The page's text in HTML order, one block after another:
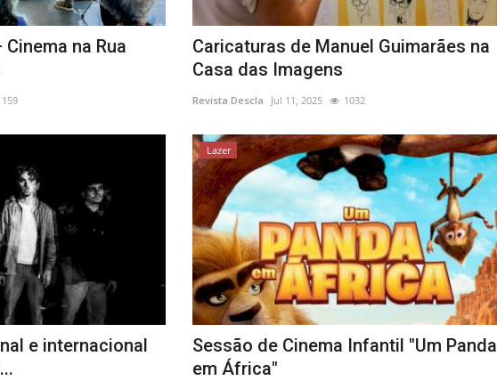
na Rua
Caricaturas de Manuel Guimarães na
Casa das Imagens
Revista Descla Jul 11, 2025 1032
e internacional
Lazer
Sessão de Cinema Infantil "Um Panda
em África"